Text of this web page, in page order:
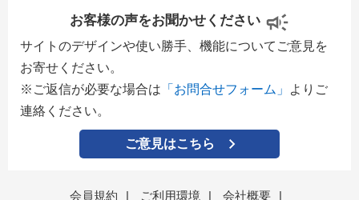
お客様の声をお聞かせください
サイトのデザインや使い勝手、機能についてご意見を
お寄せください。
※ご返信が必要な場合は 「お問合せフォーム」
よりご
連絡ください。
ご意見はこちら
会員規約 | ご利用環境 | 会社概要 |